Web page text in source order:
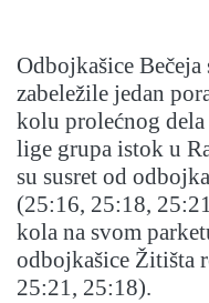
Odbojkašice
zabeležile jedan
kolu prolećnog
lige grupa istok u
su susret od
(25:16, 25:18,
kola na svom
odbojkašice Žitišta
25:21, 25:18).